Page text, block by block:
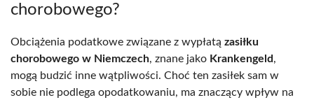
chorobowego?
Obciążenia podatkowe związane z wypłatą zasiłku
chorobowego w Niemczech, znane jako Krankengeld,
mogą budzić inne wątpliwości. Choć ten zasiłek sam w
sobie nie podlega opodatkowaniu, ma znaczący wpływ na